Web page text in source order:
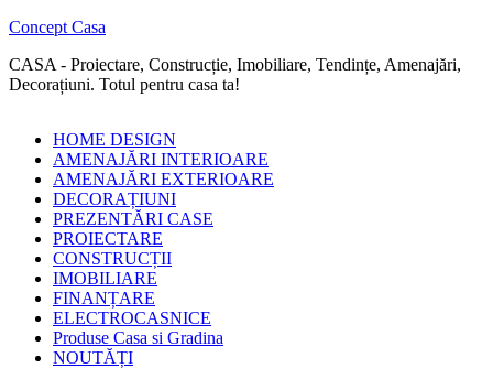
Concept Casa
CASA - Proiectare, Construcție, Imobiliare, Tendințe, Amenajări,
Decorațiuni. Totul pentru casa ta!
HOME DESIGN
AMENAJĂRI INTERIOARE
AMENAJĂRI EXTERIOARE
DECORAȚIUNI
PREZENTĂRI CASE
PROIECTARE
CONSTRUCȚII
IMOBILIARE
FINANȚARE
ELECTROCASNICE
Produse Casa si Gradina
NOUTĂȚI